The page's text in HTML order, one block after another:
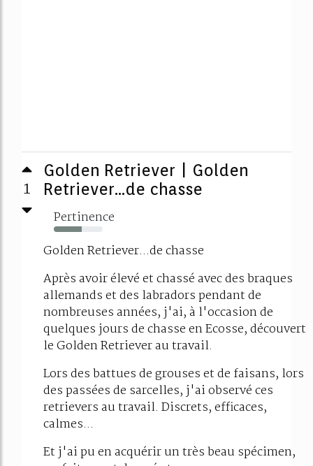
1
Golden Retriever | Golden
Retriever…de chasse
Pertinence
57%
Golden Retriever...de chasse
Après avoir élevé et chassé avec des braques
allemands et des labradors pendant de
nombreuses années, j'ai, à l'occasion de
quelques jours de chasse en Ecosse, découvert
le Golden Retriever au travail.
Lors des battues de grouses et de faisans, lors
des passées de sarcelles, j'ai observé ces
retrievers au travail. Discrets, efficaces,
calmes...
Et j'ai pu en acquérir un très beau spécimen,